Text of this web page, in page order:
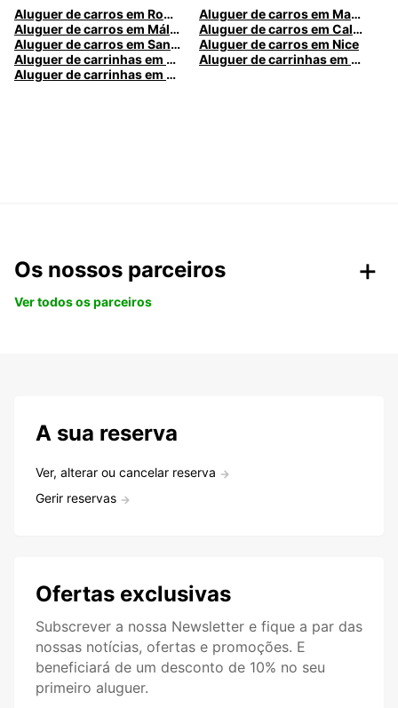
Aluguer de carros em Roma
Aluguer de carros em Madrid
Aluguer de carros em Málaga
Aluguer de carros em Caldas da Rainha
Aluguer de carros em Santa Maria da Feira
Aluguer de carros em Nice
Aluguer de carrinhas em Nice
Aluguer de carrinhas em Santa Maria da Feira
Aluguer de carrinhas em Caldas da Rainha
Os nossos parceiros
Ver todos os parceiros
A sua reserva
Ver, alterar ou cancelar reserva
Gerir reservas
Ofertas exclusivas
Subscrever a nossa Newsletter e fique a par das
nossas notícias, ofertas e promoções. E
beneficiará de um desconto de 10% no seu
primeiro aluguer.